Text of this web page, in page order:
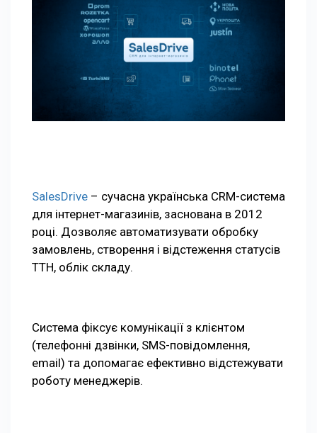
SalesDrive – сучасна українська CRM-система
для інтернет-магазинів, заснована в 2012
році. Дозволяє автоматизувати обробку
замовлень, створення і відстеження статусів
ТТН, облік складу.
Система фіксує комунікації з клієнтом
(телефонні дзвінки, SMS-повідомлення,
email) та допомагає ефективно відстежувати
роботу менеджерів.